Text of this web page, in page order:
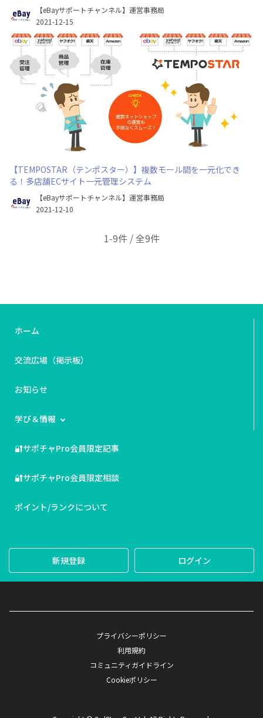
【eBayサポートチャンネル】運営事務局
2021-12-15
【TEMPOSTAR（テンポスター）】複数モール間を一元化でき
る！多店舗ECサイト一元管理システム
【eBayサポートチャンネル】運営事務局
2021-12-10
1-9件 / 全9件
ホーム
交流広場（掲示板）
お知らせ
学び＆情報
🔐サポチャPro会員限定記事
🔐サポチャPro会員限定相談
ポイント/ランクについて
新規登録 ログイン
プライバシーポリシー
利用規約
コミュニティガイドライン
Cookieポリシー